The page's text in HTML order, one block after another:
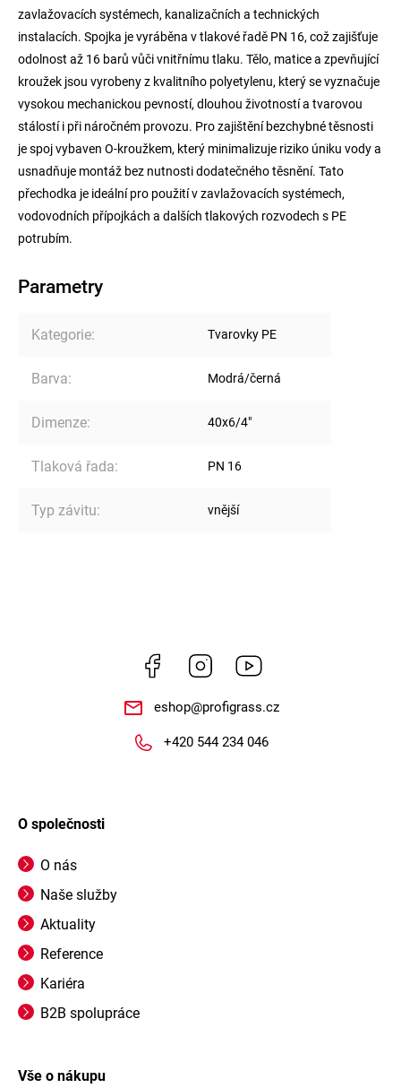
zavlažovacích systémech, kanalizačních a technických
instalacích. Spojka je vyráběna v tlakové řadě PN 16, což zajišťuje
odolnost až 16 barů vůči vnitřnímu tlaku. Tělo, matice a zpevňující
kroužek jsou vyrobeny z kvalitního polyetylenu, který se vyznačuje
vysokou mechanickou pevností, dlouhou životností a tvarovou
stálostí i při náročném provozu. Pro zajištění bezchybné těsnosti
je spoj vybaven O-kroužkem, který minimalizuje riziko úniku vody a
usnadňuje montáž bez nutnosti dodatečného těsnění. Tato
přechodka je ideální pro použití v zavlažovacích systémech,
vodovodních přípojkách a dalších tlakových rozvodech s PE
potrubím.
Parametry
Kategorie: Tvarovky PE
Barva: Modrá/černá
Dimenze: 40x6/4"
Tlaková řada: PN 16
Typ závitu: vnější
Facebook Instagram
eshop@profigrass.cz
+420 544 234 046
O společnosti
O nás
Naše služby
Aktuality
Reference
Kariéra
B2B spolupráce
Vše o nákupu